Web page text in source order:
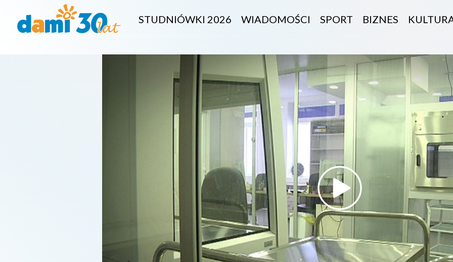
STUDNIÓWKI 2026 WIADOMOŚCI SPORT BIZNES